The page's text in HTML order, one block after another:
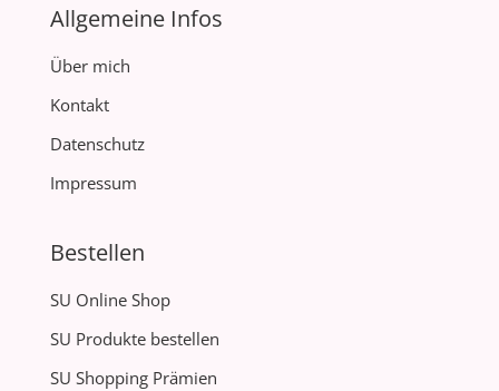
Allgemeine Infos
Über mich
Kontakt
Datenschutz
Impressum
Bestellen
SU Online Shop
SU Produkte bestellen
SU Shopping Prämien